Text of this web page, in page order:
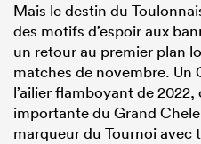
Mais le destin du
des motifs d’espoir aux
un retour au premier plan
matches de novembre. Un
l’ailier flamboyant de
importante du Grand
marqueur du Tournoi avec